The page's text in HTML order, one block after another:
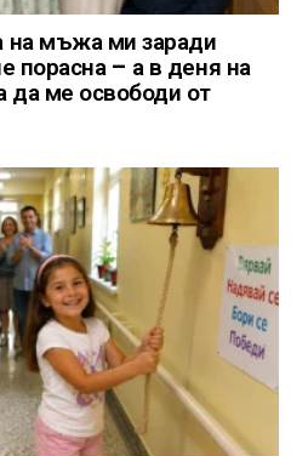
на мъжа ми заради
порасна – а в деня на
да ме освободи от